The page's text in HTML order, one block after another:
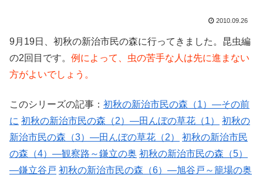
2010.09.26
9月19日、初秋の新治市民の森に行ってきました。昆虫編
の2回目です。 例によって、虫の苦手な人は先に進まない
方がよいでしょう。
このシリーズの記事： 初秋の新治市民の森（1）―その前
に 初秋の新治市民の森（2）―田んぼの草花（1）
初秋の
新治市民の森（3）―田んぼの草花（2）
初秋の新治市民
の森（4）―観察路～鎌立の奥 初秋の新治市民の森（5）
―鎌立谷戸 初秋の新治市民の森（6）―旭谷戸～籠場の奥